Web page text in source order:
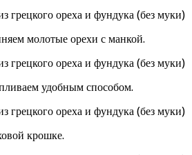
молотые орехи с манкой.
удобным способом.
крошке.